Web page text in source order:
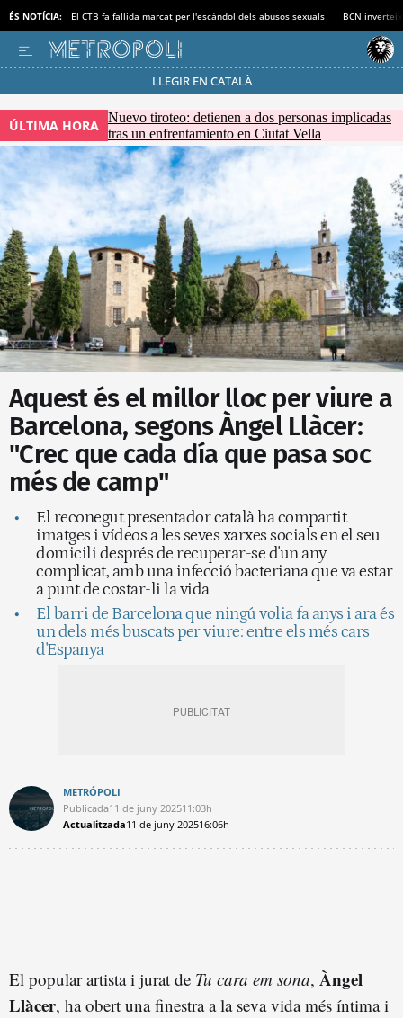
ÉS NOTÍCIA: El CTB fa fallida marcat per l'escàndol dels abusos sexuals BCN
LLEGIR EN CATALÀ
Passa’t al mode estalvi
ÚLTIMA HORA Nuevo tiroteo: detienen a dos personas implicadas
tras un enfrentamiento en Ciutat Vella
Aquest és el millor lloc per viure a
Barcelona, segons Àngel Llàcer:
"Crec que cada día que pasa soc
més de camp"
El reconegut presentador català ha compartit
imatges i vídeos a les seves xarxes socials en el seu
domicili després de recuperar-se d'un any
complicat, amb una infecció bacteriana que va estar
a punt de costar-li la vida
El barri de Barcelona que ningú volia fa anys i ara és
un dels més buscats per viure: entre els més cars
d'Espanya
METRÓPOLI
Publicada11 de juny 202511:03h
Actualitzada11 de juny 202516:06h
El popular artista i jurat de Tu cara em sona, Àngel
Llàcer, ha obert una finestra a la seva vida més íntima i